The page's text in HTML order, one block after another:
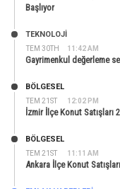
Başlıyor
TEM 30TH 11:42 AM
TEKNOLOJİ
Gayrimenkul değerleme
TEM 21ST 12:02 PM
BÖLGESEL
İzmir İlçe Konut Satışları
TEM 21ST 11:11 AM
BÖLGESEL
Ankara İlçe Konut